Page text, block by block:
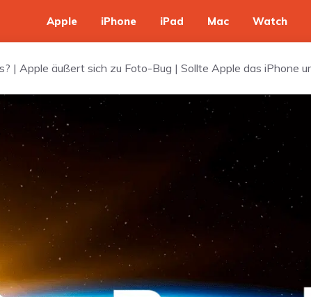
Apple iPhone iPad Mac Watch
| Apple äußert sich zu Foto-Bug | Sollte Apple das iPhone